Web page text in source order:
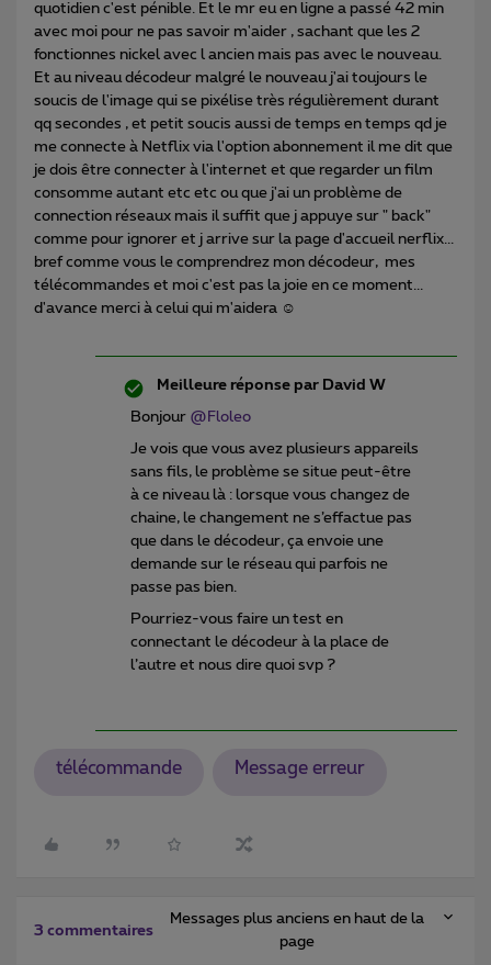
quotidien c'est pénible. Et le mr eu en ligne a passé 42 min
avec moi pour ne pas savoir m'aider , sachant que les 2
fonctionnes nickel avec l ancien mais pas avec le nouveau.
Et au niveau décodeur malgré le nouveau j'ai toujours le
soucis de l'image qui se pixélise très régulièrement durant
qq secondes , et petit soucis aussi de temps en temps qd je
me connecte à Netflix via l'option abonnement il me dit que
je dois être connecter à l'internet et que regarder un film
consomme autant etc etc ou que j'ai un problème de
connection réseaux mais il suffit que j appuye sur " back"
comme pour ignorer et j arrive sur la page d'accueil nerflix...
bref comme vous le comprendrez mon décodeur, mes
télécommandes et moi c'est pas la joie en ce moment...
d'avance merci à celui qui m'aidera ☺
Meilleure réponse par David W
Bonjour @Floleo
Je vois que vous avez plusieurs appareils
sans fils, le problème se situe peut-être
à ce niveau là : lorsque vous changez de
chaine, le changement ne s’effactue pas
que dans le décodeur, ça envoie une
demande sur le réseau qui parfois ne
passe pas bien.
Pourriez-vous faire un test en
connectant le décodeur à la place de
l’autre et nous dire quoi svp ?
télécommande Message erreur
3 commentaires
Messages plus anciens en haut de la
page